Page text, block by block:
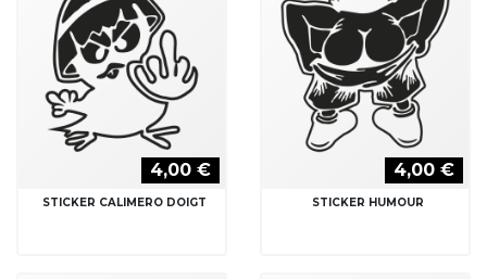
4,00 €
STICKER CALIMERO DOIGT
4,00 €
STICKER HUMOUR